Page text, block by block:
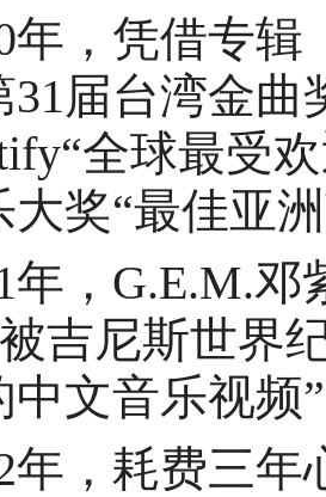
，凭借专辑
31届台湾金曲
全球最受
大奖“最佳亚
，G.E.M.邓
吉尼斯世界
中文音乐视频
，耗费三年